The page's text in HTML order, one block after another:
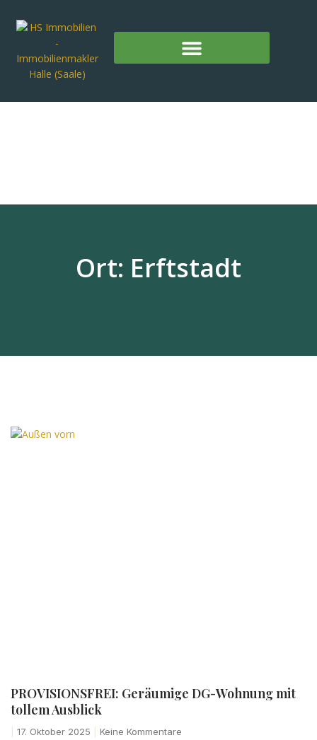
Ort: Erftstadt
PROVISIONSFREI: Geräumige DG-Wohnung mit
tollem Ausblick
17. Oktober 2025 Keine Kommentare